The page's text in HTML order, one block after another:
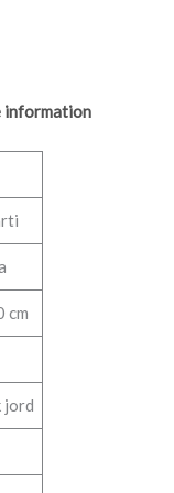
cm
jord